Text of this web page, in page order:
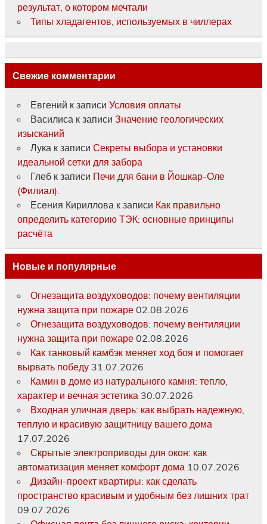
результат, о котором мечтали
Типы хладагентов, используемых в чиллерах
Свежие комментарии
Евгений к записи Условия оплаты
Василиса к записи Значение геологических
изысканий
Лука к записи Секреты выбора и установки
идеальной сетки для забора
Глебк записи Печи для бани в Йошкар-Оле
(Филиал).
Есения Кириллова к записи Как правильно
определить категорию ТЭК: основные принципы
расчёта
Новые и популярные
Огнезащита воздуховодов: почему вентиляции
нужна защита при пожаре 02.08.2026
Огнезащита воздуховодов: почему вентиляции
нужна защита при пожаре 02.08.2026
Как танковый камбэк меняет ход боя и помогает
вырвать победу 31.07.2026
Камин в доме из натурального камня: тепло,
характер и вечная эстетика 30.07.2026
Входная уличная дверь: как выбрать надежную,
теплую и красивую защитницу вашего дома
17.07.2026
Скрытые электроприводы для окон: как
автоматизация меняет комфорт дома 10.07.2026
Дизайн-проект квартиры: как сделать
пространство красивым и удобным без лишних трат
09.07.2026